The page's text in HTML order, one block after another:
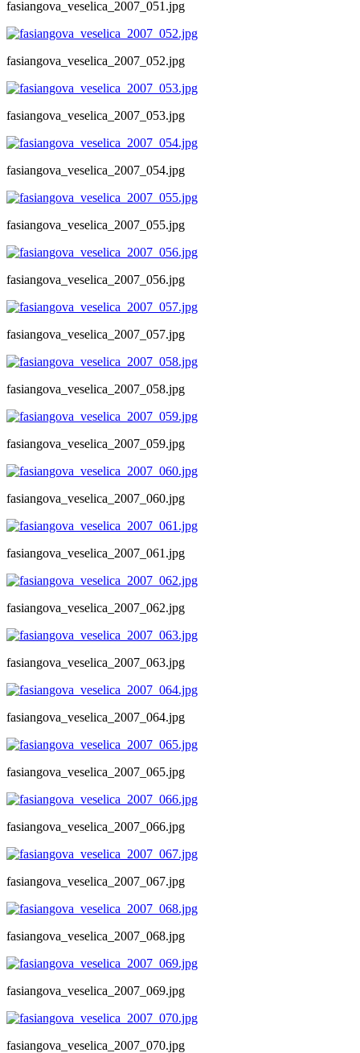
fasiangova_veselica_2007_051.jpg
fasiangova_veselica_2007_052.jpg
fasiangova_veselica_2007_053.jpg
fasiangova_veselica_2007_054.jpg
fasiangova_veselica_2007_055.jpg
fasiangova_veselica_2007_056.jpg
fasiangova_veselica_2007_057.jpg
fasiangova_veselica_2007_058.jpg
fasiangova_veselica_2007_059.jpg
fasiangova_veselica_2007_060.jpg
fasiangova_veselica_2007_061.jpg
fasiangova_veselica_2007_062.jpg
fasiangova_veselica_2007_063.jpg
fasiangova_veselica_2007_064.jpg
fasiangova_veselica_2007_065.jpg
fasiangova_veselica_2007_066.jpg
fasiangova_veselica_2007_067.jpg
fasiangova_veselica_2007_068.jpg
fasiangova_veselica_2007_069.jpg
fasiangova_veselica_2007_070.jpg